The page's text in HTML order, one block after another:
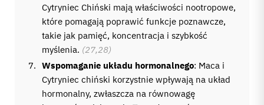
Cytryniec Chiński mają właściwości nootropowe,
które pomagają poprawić funkcje poznawcze,
takie jak pamięć, koncentracja i szybkość
myślenia. (27,28)
Wspomaganie układu hormonalnego: Maca i
Cytryniec chiński korzystnie wpływają na układ
hormonalny, zwłaszcza na równowagę